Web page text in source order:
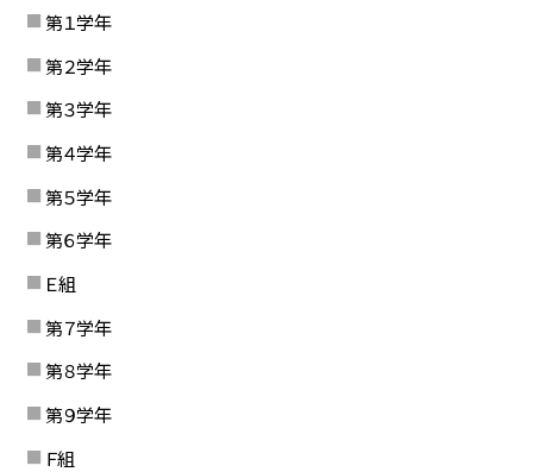
第１学年
第２学年
第３学年
第４学年
第５学年
第６学年
Ｅ組
第７学年
第８学年
第９学年
Ｆ組